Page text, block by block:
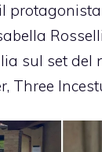
sul set del
Three